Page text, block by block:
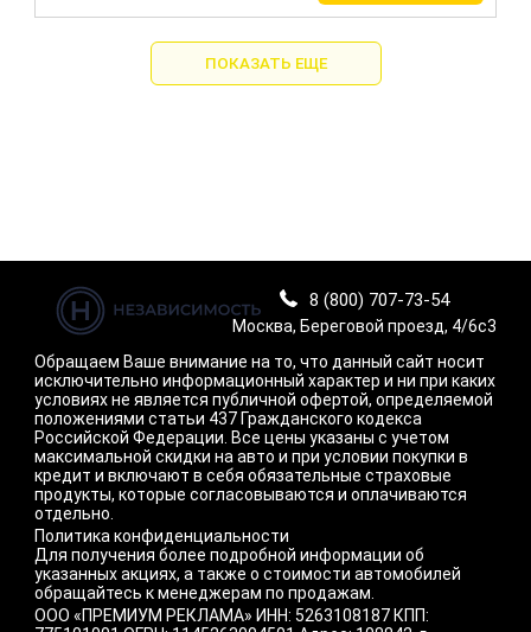
ПОКАЗАТЬ ЕЩЕ
8 (800) 707-73-54
Москва, Береговой проезд, 4/6с3
Обращаем Ваше внимание на то, что данный сайт носит
исключительно информационный характер и ни при каких
условиях не является публичной офертой, определяемой
положениями статьи 437 Гражданского кодекса
Российской Федерации. Все цены указаны с учетом
максимальной скидки на авто и при условии покупки в
кредит и включают в себя обязательные страховые
продукты, которые согласовываются и оплачиваются
отдельно.
Политика конфиденциальности
Для получения более подробной информации об
указанных акциях, а также о стоимости автомобилей
обращайтесь к менеджерам по продажам.
ООО «ПРЕМИУМ РЕКЛАМА» ИНН: 5263108187 КПП: